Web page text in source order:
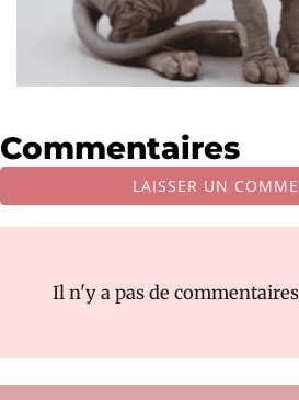
Commentaires
LAISSER UN
Il n'y a pas de